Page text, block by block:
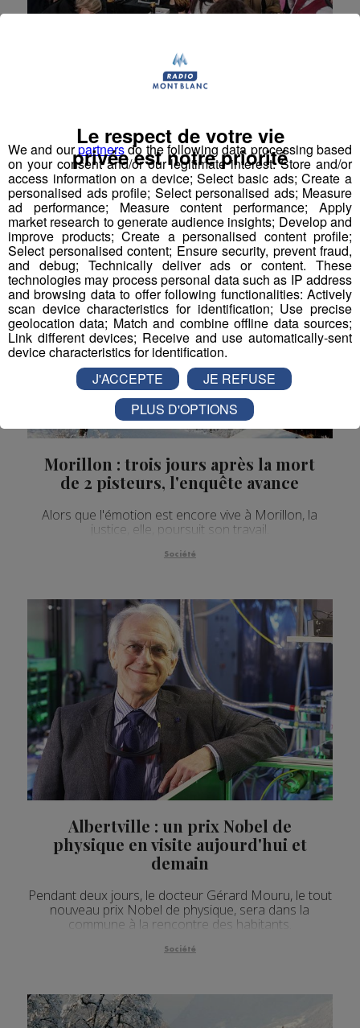
La Roche-sur-Foron : début
aujourd'hui du salon dédié à
Jusqu’à demain se tient au parc des expositions de La
Roche-sur-Foron le salon Prep’A, dédié à
l’apprentissage et à l’alternance.
Société
Morillon : trois jours après la mort
de 2 pisteurs, l'enquête avance
Alors que l'émotion est encore vive à Morillon, la
justice, elle, poursuit son travail.
Société
Albertville : un prix Nobel de
physique en visite aujourd'hui et
demain
Pendant deux jours, le docteur Gérard Mouru, le tout
nouveau prix Nobel de physique, sera dans la
commune à la rencontre des habitants.
Société
We and ourpartnersdo the following data processing based
on your consent and/or our legitimate interest: Store and/or
access information on a device; Select basic ads; Create a
personalised ads profile; Select personalised ads; Measure
ad performance; Measure content performance; Apply
market research to generate audience insights; Develop and
improve products; Create a personalised content profile;
Select personalised content; Ensure security, prevent fraud,
and debug; Technically deliver ads or content. These
technologies may process personal data such as IP address
and browsing data to offer following functionalities: Actively
scan device characteristics for identification; Use precise
geolocation data; Match and combine offline data sources;
Link different devices; Receive and use automatically-sent
device characteristics for identification.
Le respect de votre vie
privée est notre priorité
J'ACCEPTE
JE REFUSE
PLUS D'OPTIONS